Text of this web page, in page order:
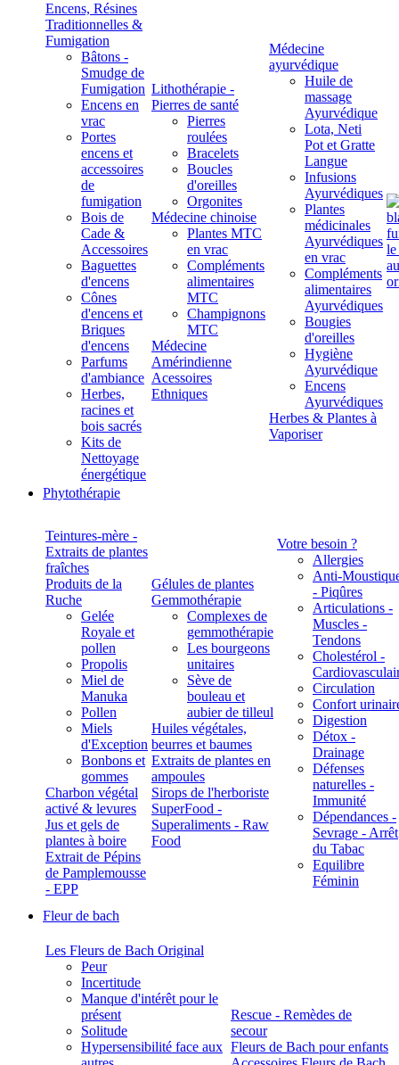
Encens, Résines
Traditionnelles &
Fumigation
Bâtons -
Smudge de
Fumigation
Encens en
vrac
Portes
encens et
accessoires
de
fumigation
Bois de
Cade &
Accessoires
Baguettes
d'encens
Cônes
d'encens et
Briques
d'encens
Parfums
d'ambiance
Herbes,
racines et
bois sacrés
Kits de
Nettoyage
énergétique
Lithothérapie -
Pierres de santé
Pierres
roulées
Bracelets
Boucles
d'oreilles
Orgonites
Médecine chinoise
Plantes MTC
en vrac
Compléments
alimentaires
MTC
Champignons
MTC
Médecine
Amérindienne
Acessoires
Ethniques
Médecine
ayurvédique
Huile de
massage
Ayurvédique
Lota, Neti
Pot et Gratte
Langue
Infusions
Ayurvédiques
Plantes
médicinales
Ayurvédiques
en vrac
Compléments
alimentaires
Ayurvédiques
Bougies
d'oreilles
Hygiène
Ayurvédique
Encens
Ayurvédiques
Herbes & Plantes à
Vaporiser
Phytothérapie
Teintures-mère -
Extraits de plantes
fraîches
Produits de la
Ruche
Gelée
Royale et
pollen
Propolis
Miel de
Manuka
Pollen
Miels
d'Exception
Bonbons et
gommes
Charbon végétal
activé & levures
Jus et gels de
plantes à boire
Extrait de Pépins
de Pamplemousse
- EPP
Gélules de plantes
Gemmothérapie
Complexes de
gemmothérapie
Les bourgeons
unitaires
Sève de
bouleau et
aubier de tilleul
Huiles végétales,
beurres et baumes
Extraits de plantes en
ampoules
Sirops de l'herboriste
SuperFood -
Superaliments - Raw
Food
Votre besoin ?
Allergies
Anti-
- Piqûres
Articulations -
Muscles -
Tendons
Cholestérol -
Circulation
Confort
Digestion
Détox -
Drainage
Défenses
naturelles -
Immunité
Dépendances -
Sevrage - Arrêt
du Tabac
Equilibre
Féminin
Fleur de bach
Les Fleurs de Bach Original
Peur
Incertitude
Manque d'intérêt pour le
présent
Solitude
Hypersensibilité face aux
Rescue - Remèdes de
secour
Fleurs de Bach pour enfants